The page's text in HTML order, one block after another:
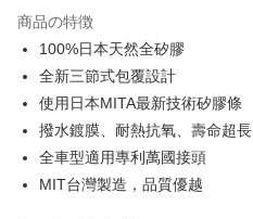
合作金庫商業銀行
華南商業銀行
上海商業儲蓄銀行
国泰世華商業銀行
台湾中小企業銀行
聯邦商業銀行
元大商業銀行
LINE Pay
JKOPAY
Easy Wallet
商品の特徴
100%日本天然全矽膠
全新三節式包覆設計
使用日本MITA最新技術矽膠條
撥水鍍膜、耐熱抗氧、壽命超長
全車型適用專利萬國接頭
MIT台灣製造，品質優越